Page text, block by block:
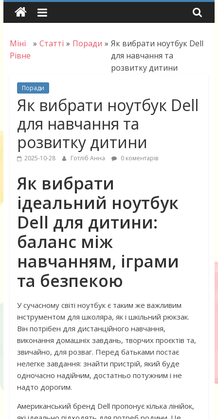
Skip
Міні
Рівне
» Статті » Поради » Як вибрати ноутбук Dell
для навчання та
розвитку дитини
Поради
Як вибрати ноутбук Dell
для навчання та
розвитку дитини
2025-10-28 Готліб Анна 0 коментарів
Як вибрати
ідеальний ноутбук
Dell для дитини:
баланс між
навчанням, іграми
та безпекою
У сучасному світі ноутбук є таким же важливим
інструментом для школяра, як і шкільний рюкзак.
Він потрібен для дистанційного навчання,
виконання домашніх завдань, творчих проєктів та,
звичайно, для розваг. Перед батьками постає
нелегке завдання: знайти пристрій, який буде
одночасно надійним, достатньо потужним і не
надто дорогим.
Американський бренд Dell пропонує кілька лінійок,